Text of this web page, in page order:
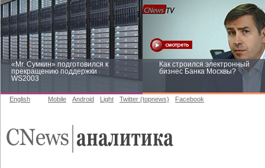
«Mr. Сумкин» подготовился к
прекращению поддержки
WS2003
Как строился электронный
бизнес Банка Москвы?
English Mobile Android Light Twitter (topnews) Facebook